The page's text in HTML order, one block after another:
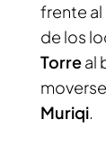
frente al
de los
Torreal
Muriqi.